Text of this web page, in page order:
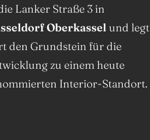
Lanker Straße 3 in
Oberkassel und legt
den Grundstein für die
zu einem heute
Interior-Standort.